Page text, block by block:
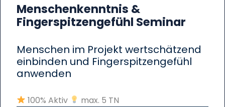
Menschenkenntnis &
Fingerspitzengefühl Seminar
Menschen im Projekt wertschätzend
einbinden und Fingerspitzengefühl
anwenden
100% Aktiv max. 5 TN